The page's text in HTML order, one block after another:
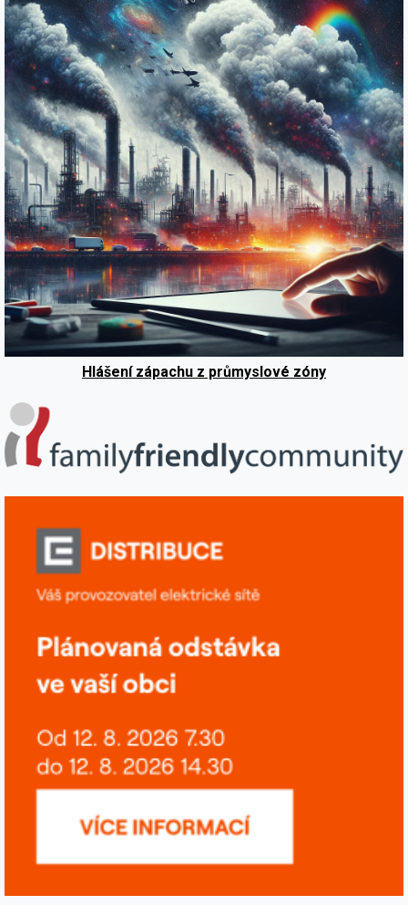
Hlášení zápachu z průmyslové zóny